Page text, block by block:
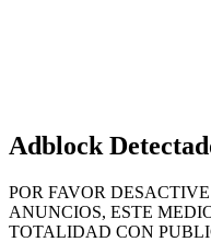
Adblock
POR FAVOR
ANUNCIOS, ESTE
TOTALIDAD CON